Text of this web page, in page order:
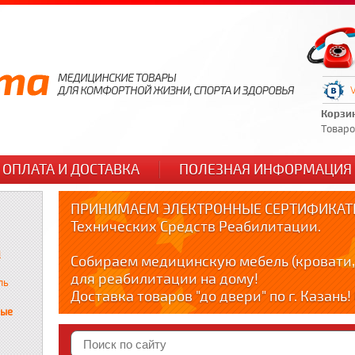
ОПЛАТА И ДОСТАВКА ПОЛЕЗНАЯ ИНФОРМАЦИЯ
ПРИНИМАЕМ ЭЛЕКТРОННЫЕ
Технических Средств Реабилитации.
Собираем медицинскую мебель
для реабилитации на дому!
Доставка товаров "до двери" по г.
по тел. +79178595365
Краткие видео обзоры медицинских
YOUTUBE: youtube.com/@zabota16 ;